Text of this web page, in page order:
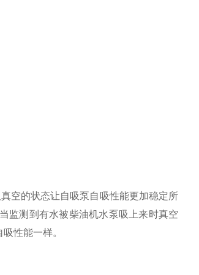
空的状态让自吸泵自吸性能更加稳定所
监测到有水被柴油机水泵吸上来时真空
性能一样。